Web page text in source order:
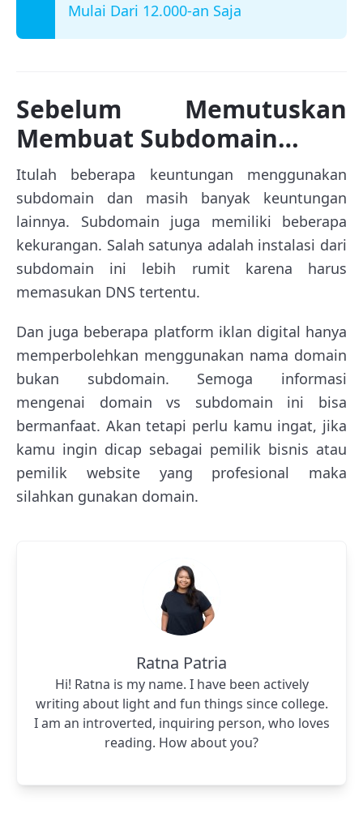
Mulai Dari 12.000-an Saja
Sebelum Memutuskan
Membuat Subdomain…
Itulah beberapa keuntungan menggunakan
subdomain dan masih banyak keuntungan
lainnya. Subdomain juga memiliki beberapa
kekurangan. Salah satunya adalah instalasi dari
subdomain ini lebih rumit karena harus
memasukan DNS tertentu.
Dan juga beberapa platform iklan digital hanya
memperbolehkan menggunakan nama domain
bukan subdomain. Semoga informasi
mengenai domain vs subdomain ini bisa
bermanfaat. Akan tetapi perlu kamu ingat, jika
kamu ingin dicap sebagai pemilik bisnis atau
pemilik website yang profesional maka
silahkan gunakan domain.
Ratna Patria
Hi! Ratna is my name. I have been actively
writing about light and fun things since college.
I am an introverted, inquiring person, who loves
reading. How about you?